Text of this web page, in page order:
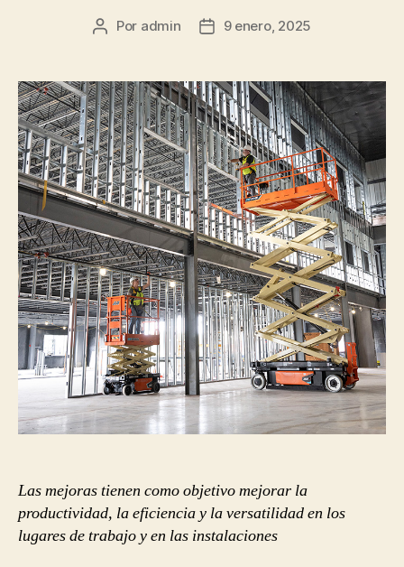
Autor
publicación
Por admin
Fecha
publicación
9 enero, 2025
Las mejoras tienen como objetivo mejorar la
productividad, la eficiencia y la versatilidad en los
lugares de trabajo y en las instalaciones